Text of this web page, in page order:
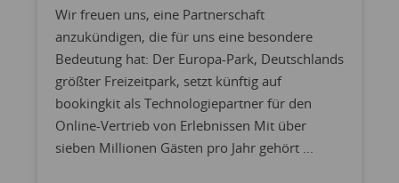
Wir freuen uns, eine Partnerschaft
anzukündigen, die für uns eine besondere
Bedeutung hat: Der Europa-Park, Deutschlands
größter Freizeitpark, setzt künftig auf
bookingkit als Technologiepartner für den
Online-Vertrieb von Erlebnissen Mit über
sieben Millionen Gästen pro Jahr gehört ...